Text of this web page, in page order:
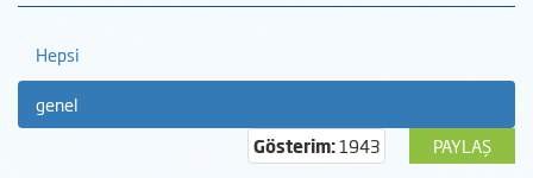
Hepsi
genel
PAYLAŞ
Gösterim:1943